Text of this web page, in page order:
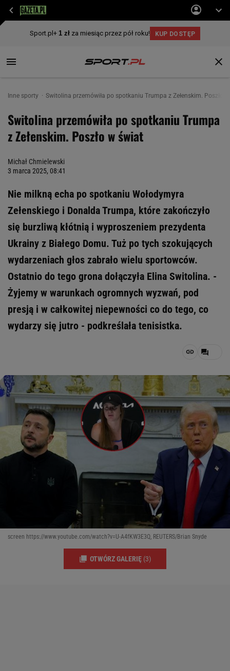
Inne sporty Switolina przemówiła po spotkaniu Trumpa z Zełenskim. Poszło
Switolina przemówiła po spotkaniu Trumpa
z Zełenskim. Poszło w świat
Michał Chmielewski
3 marca 2025, 08:41
Nie milkną echa po spotkaniu Wołodymyra
Zełenskiego i Donalda Trumpa, które zakończyło
się burzliwą kłótnią i wyproszeniem prezydenta
Ukrainy z Białego Domu. Tuż po tych szokujących
wydarzeniach głos zabrało wielu sportowców.
Ostatnio do tego grona dołączyła Elina Switolina. -
Żyjemy w warunkach ogromnych wyzwań, pod
presją i w całkowitej niepewności co do tego, co
wydarzy się jutro - podkreślała tenisistka.
screen https://www.youtube.com/watch?v=U-A4fKW3E3Q, REUTERS/Brian Snyde
OTWÓRZ GALERIĘ (3)